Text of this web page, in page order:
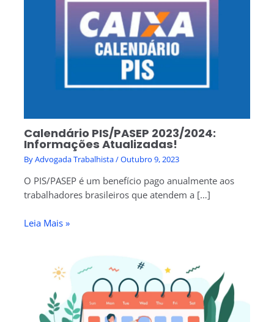
Calendário PIS/PASEP 2023/2024:
Informações Atualizadas!
ByAdvogada Trabalhista/Outubro 9, 2023
O PIS/PASEP é um benefício pago anualmente aos
trabalhadores brasileiros que atendem a […]
Leia Mais »